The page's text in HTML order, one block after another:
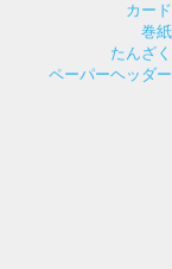
カード
巻紙
たんざく
ペーパーヘッダー